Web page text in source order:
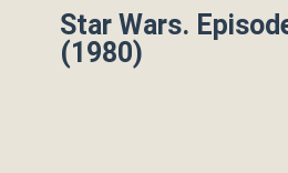
Star Wars.
(1980)